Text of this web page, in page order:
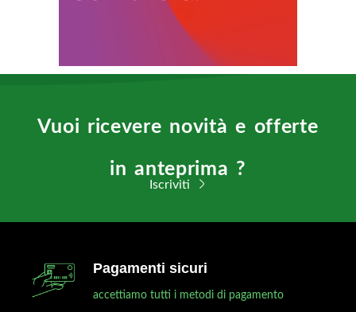
Vuoi ricevere novità e offerte
in anteprima ?
Iscriviti
Pagamenti sicuri
accettiamo tutti i metodi di pagamento